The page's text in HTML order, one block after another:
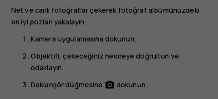
Net ve canlı fotoğraflar çekerek fotoğraf albümünüzdeki
en iyi pozları yakalayın.
Kamera uygulamasına dokunun.
Objektifi, çekeceğiniz nesneye doğrultun ve
odaklayın.
Deklanşör düğmesine photo_camera dokunun.